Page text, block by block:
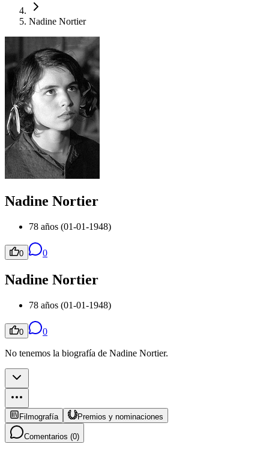
Nadine Nortier
Nadine Nortier
78 años (01-01-1948)
0 0
Nadine Nortier
78 años (01-01-1948)
0 0
No tenemos la biografía de Nadine Nortier.
Filmografía Premios y nominaciones
Comentarios (0)